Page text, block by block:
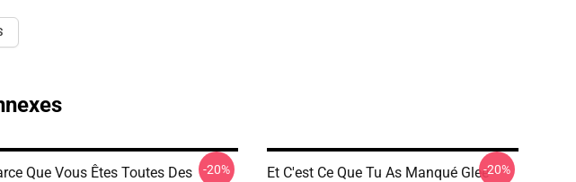
Que Vous Êtes Toutes Des
-20%
Et C'est Ce Que Tu As Manqué Glee --20%